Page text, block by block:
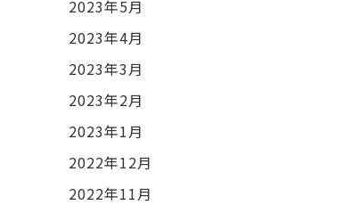
2023年5月
2023年4月
2023年3月
2023年2月
2023年1月
2022年12月
2022年11月